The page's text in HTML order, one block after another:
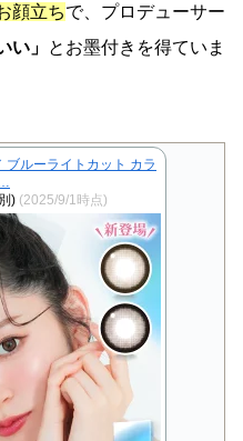
顔立ちで、プロデューサー
い」 とお墨付きを得ていま
ブルーライトカット カラ
) (2025/9/1時点)